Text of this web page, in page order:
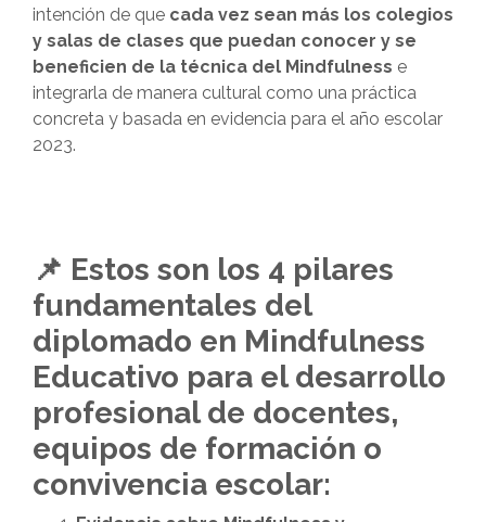
intención de que cada vez sean más los colegios
y salas de clases que puedan conocer y se
beneficien de la técnica del Mindfulness e
integrarla de manera cultural como una práctica
concreta y basada en evidencia para el año escolar
2023.
📌 Estos son los 4 pilares
fundamentales del
diplomado en Mindfulness
Educativo para el desarrollo
profesional de docentes,
equipos de formación o
convivencia escolar: